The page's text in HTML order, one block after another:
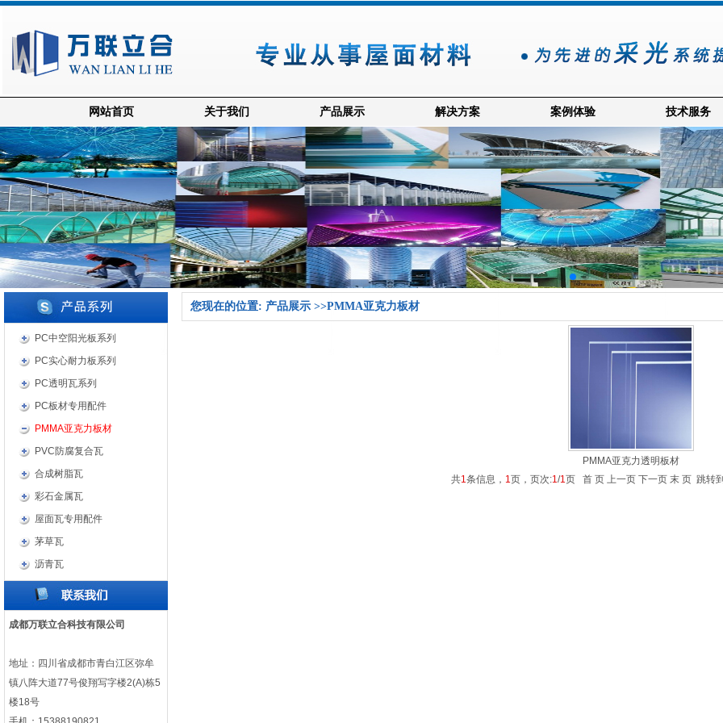
网站首页 关于我们 产品展示 解决方案 案例体验 技术服务
PC中空阳光板系列
PC实心耐力板系列
PC透明瓦系列
PC板材专用配件
PMMA亚克力板材
PVC防腐复合瓦
合成树脂瓦
彩石金属瓦
屋面瓦专用配件
茅草瓦
沥青瓦
成都万联立合科技有限公司
地址：四川省成都市青白江区弥牟
镇八阵大道77号俊翔写字楼2(A)栋5
楼18号
您现在的位置: 产品展示 >>PMMA亚克力板材
PMMA亚克力透明板材
共1条信息， 1页，页次:1/1页 首 页 上一页 下一页 末 页 跳转